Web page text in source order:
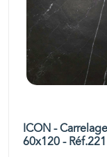
ICON -
60x120 -